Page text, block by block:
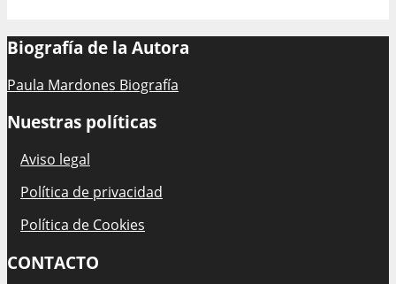
Biografía de la Autora
Paula Mardones Biografía
Nuestras políticas
Aviso legal
Política de privacidad
Política de Cookies
CONTACTO